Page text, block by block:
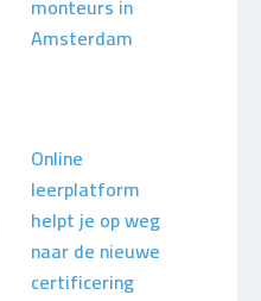
monteurs in
Amsterdam
Online
leerplatform
helpt je op weg
naar de nieuwe
certificering